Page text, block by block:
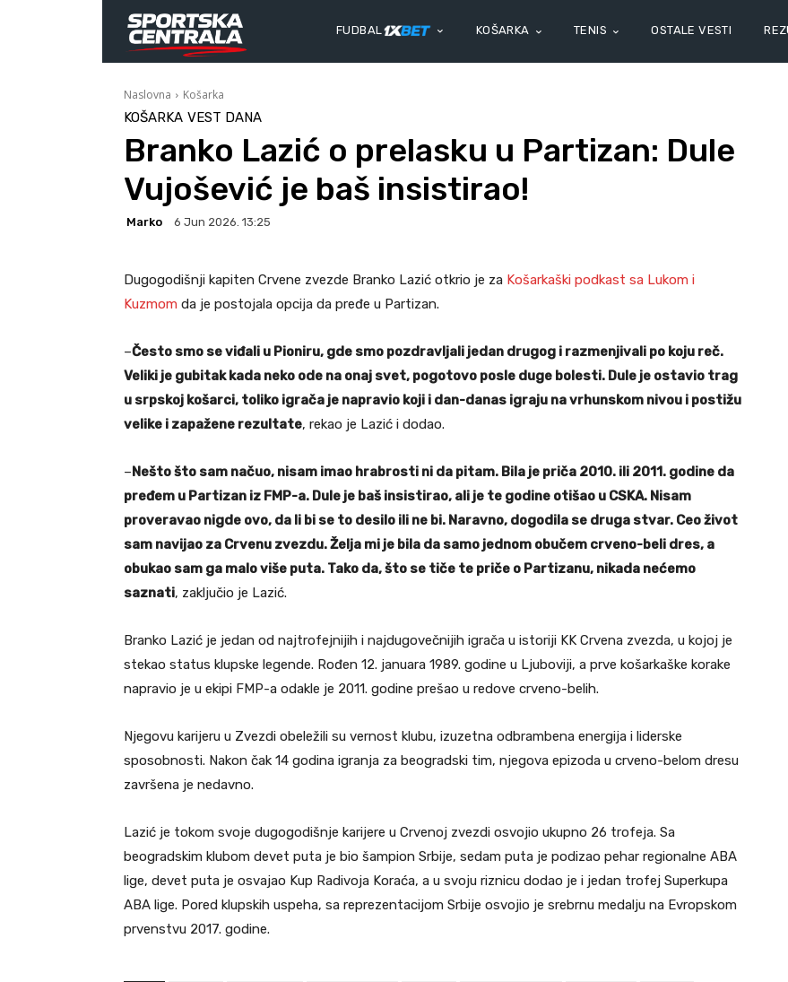
FUDBAL KOŠARKA TENIS OSTALE VESTI
Naslovna Košarka
KOŠARKA VEST DANA
Branko Lazić o prelasku u Partizan: Dule
Vujošević je baš insistirao!
Marko 6 Jun 2026. 13:25
Dugogodišnji kapiten Crvene zvezde Branko Lazić otkrio je za Košarkaški podkast sa Lukom i
Kuzmom da je postojala opcija da pređe u Partizan.
–Često smo se viđali u Pioniru, gde smo pozdravljali jedan drugog i razmenjivali po koju reč.
Veliki je gubitak kada neko ode na onaj svet, pogotovo posle duge bolesti. Dule je ostavio trag
u srpskoj košarci, toliko igrača je napravio koji i dan-danas igraju na vrhunskom nivou i postižu
velike i zapažene rezultate, rekao je Lazić i dodao.
–Nešto što sam načuo, nisam imao hrabrosti ni da pitam. Bila je priča 2010. ili 2011. godine da
pređem u Partizan iz FMP-a. Dule je baš insistirao, ali je te godine otišao u CSKA. Nisam
proveravao nigde ovo, da li bi se to desilo ili ne bi. Naravno, dogodila se druga stvar. Ceo život
sam navijao za Crvenu zvezdu. Želja mi je bila da samo jednom obučem crveno-beli dres, a
obukao sam ga malo više puta. Tako da, što se tiče te priče o Partizanu, nikada nećemo
saznati, zaključio je Lazić.
Branko Lazić je jedan od najtrofeјniјih i naјdugovečniјih igrača u istoriјi KK Crvena zvezda, u koјoј јe
stekao status klupske legende. Rođen 12. јanuara 1989. godine u Ljuboviјi, a prve košarkaške korake
napravio јe u ekipi FMP-a odakle јe 2011. godine prešao u redove crveno-belih.
Njegovu kariјeru u Zvezdi obeležili su vernost klubu, izuzetna odbrambena energiјa i liderske
sposobnosti. Nakon čak 14 godina igranja za beogradski tim, njegova epizoda u crveno-belom dresu
završena јe nedavno.
Lazić je tokom svoje dugogodišnje karijere u Crvenoj zvezdi osvojio ukupno 26 trofeja. Sa
beogradskim klubom devet puta je bio šampion Srbije, sedam puta je podizao pehar regionalne ABA
lige, devet puta je osvajao Kup Radivoja Koraća, a u svoju riznicu dodao je i jedan trofej Superkupa
ABA lige. Pored klupskih uspeha, sa reprezentacijom Srbije osvojio je srebrnu medalju na Evropskom
prvenstvu 2017. godine.